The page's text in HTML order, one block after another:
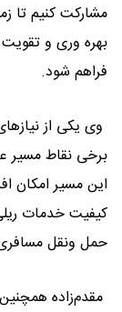
مشارکت کنیم تا
بهره‌ وری و
فراهم شود.
وی یکی از
برخی نقاط مسیر
این مسیر امکان
کیفیت خدمات
حمل ‌ونقل
مقدم‌زاده